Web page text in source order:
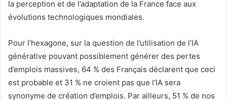
la perception et de l’adaptation de la France face aux
évolutions technologiques mondiales.
Pour l’hexagone, sur la question de l’utilisation de l’IA
générative pouvant possiblement générer des pertes
d’emplois massives, 64 % des Français déclarent que ceci
est probable et 31 % ne croient pas que l’IA sera
synonyme de création d’emplois. Par ailleurs, 51 % de nos